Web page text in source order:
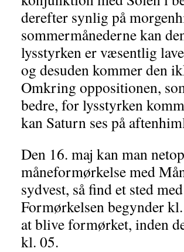
derefter synlig på
sommermånederne kan
lysstyrken er væsentlig
og desuden kommer den
Omkring oppositionen,
bedre, for lysstyrken
kan Saturn ses på
Den 16. maj kan man
måneformørkelse med
sydvest, så find et sted
Formørkelsen begynder
at blive formørket, inden
kl. 05.